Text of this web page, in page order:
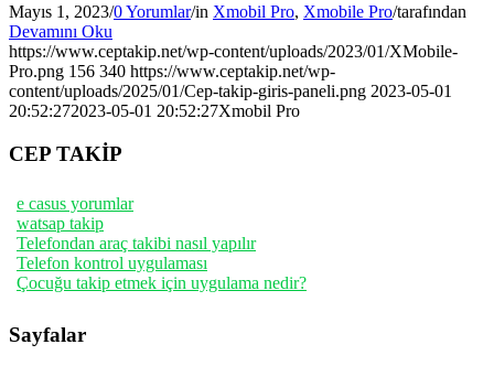
Mayıs 1, 2023/0 Yorumlar/in Xmobil Pro, Xmobile Pro/tarafından
Devamını Oku
https://www.ceptakip.net/wp-content/uploads/2023/01/XMobile-
Pro.png 156 340 https://www.ceptakip.net/wp-
content/uploads/2025/01/Cep-takip-giris-paneli.png 2023-05-01
20:52:272023-05-01 20:52:27Xmobil Pro
CEP TAKİP
e casus yorumlar
watsap takip
Telefondan araç takibi nasıl yapılır
Telefon kontrol uygulaması
Çocuğu takip etmek için uygulama nedir?
Sayfalar